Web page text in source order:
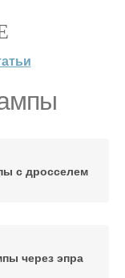
с дросселем
через эпра